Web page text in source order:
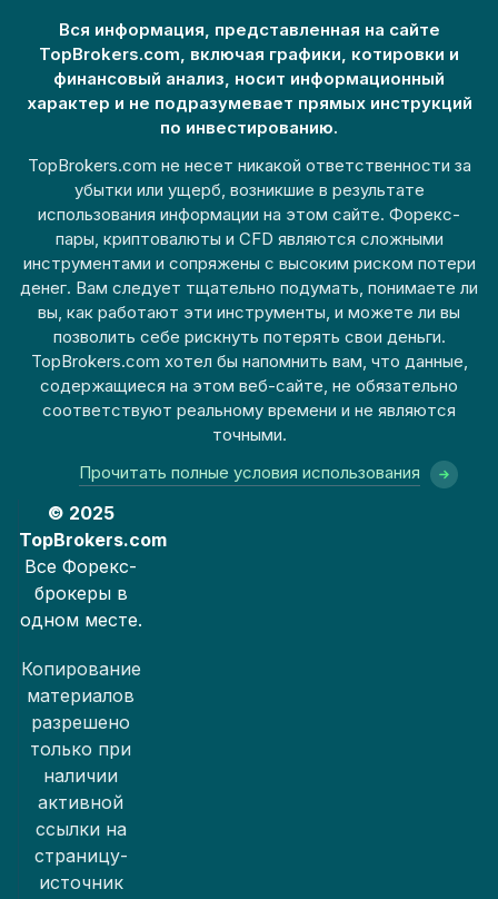
Вся информация, представленная на сайте
TopBrokers.com, включая графики, котировки и
финансовый анализ, носит информационный
характер и не подразумевает прямых инструкций
по инвестированию.
TopBrokers.com не несет никакой ответственности за
убытки или ущерб, возникшие в результате
использования информации на этом сайте. Форекс-
пары, криптовалюты и CFD являются сложными
инструментами и сопряжены с высоким риском потери
денег. Вам следует тщательно подумать, понимаете ли
вы, как работают эти инструменты, и можете ли вы
позволить себе рискнуть потерять свои деньги.
TopBrokers.com хотел бы напомнить вам, что данные,
содержащиеся на этом веб-сайте, не обязательно
соответствуют реальному времени и не являются
точными.
Прочитать полные условия использования
© 2025
TopBrokers.com
Все Форекс-
брокеры в
одном месте.
Копирование
материалов
разрешено
только при
наличии
активной
ссылки на
страницу-
источник